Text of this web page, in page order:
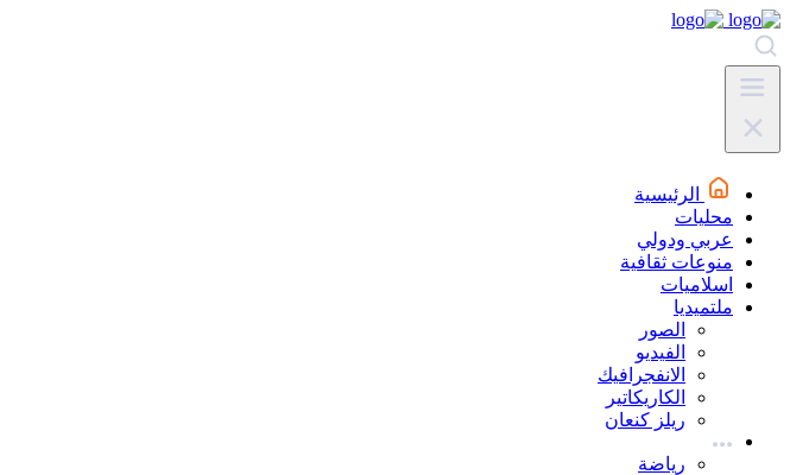
الرئيسية
محليات
عربي ودولي
منوعات ثقافية
اسلاميات
ملتميديا
الصور
الفيديو
الانفجرافيك
الكاريكاتير
ريلز كنعان
رياضة